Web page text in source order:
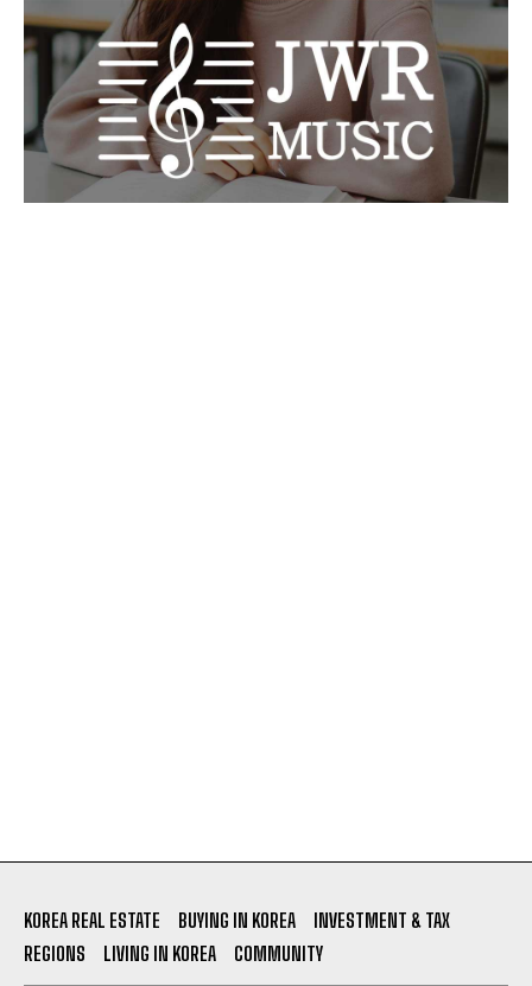
KOREA REAL ESTATE BUYING IN KOREA
INVESTMENT & TAX
REGIONS
LIVING IN KOREA COMMUNITY